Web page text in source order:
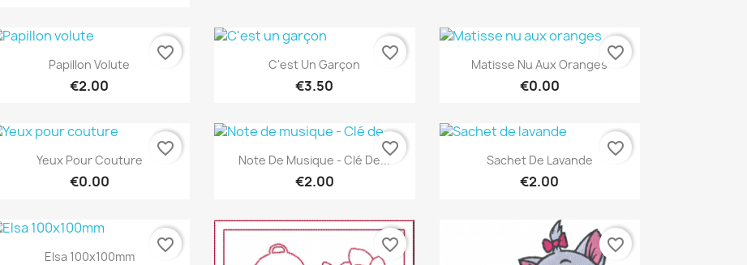
Quick view
Papillon Volute
€2.00
favorite_border Quick view
C'est Un Garçon
€3.50
favorite_border  Quick view
Matisse Nu Aux Oranges
€0.00
favorite_border
 Quick view
Yeux Pour Couture
€0.00
favorite_border Quick view
Note De Musique - Clé De...
€2.00
favorite_border Quick view
Sachet De Lavande
€2.00
favorite_border
Quick view
Elsa 100x100mm
favorite_border favorite_border favorite_border